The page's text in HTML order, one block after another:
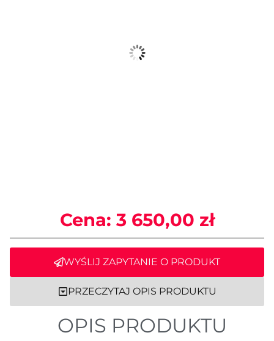
Cena: 3 650,00 zł
WYŚLIJ ZAPYTANIE O PRODUKT
PRZECZYTAJ OPIS PRODUKTU
OPIS PRODUKTU